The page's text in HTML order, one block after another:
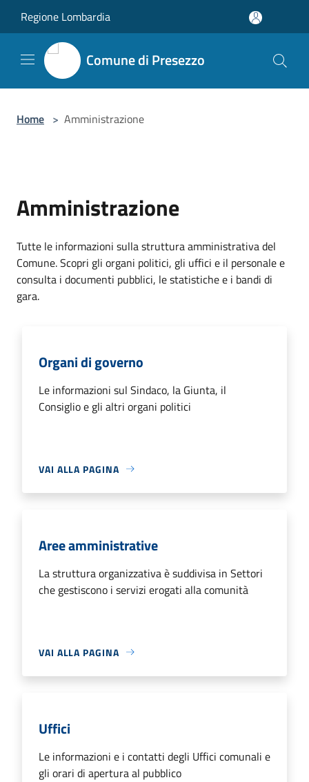
Regione Lombardia
Comune di Presezzo
Home > Amministrazione
Amministrazione
Tutte le informazioni sulla struttura amministrativa del
Comune. Scopri gli organi politici, gli uffici e il personale e
consulta i documenti pubblici, le statistiche e i bandi di
gara.
Organi di governo
Le informazioni sul Sindaco, la Giunta, il
Consiglio e gli altri organi politici
VAI ALLA PAGINA
Aree amministrative
La struttura organizzativa è suddivisa in Settori
che gestiscono i servizi erogati alla comunità
VAI ALLA PAGINA
Uffici
Le informazioni e i contatti degli Uffici comunali e
gli orari di apertura al pubblico